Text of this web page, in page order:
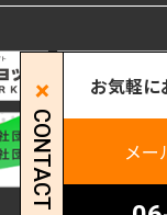
CONTACT
お気軽
メー